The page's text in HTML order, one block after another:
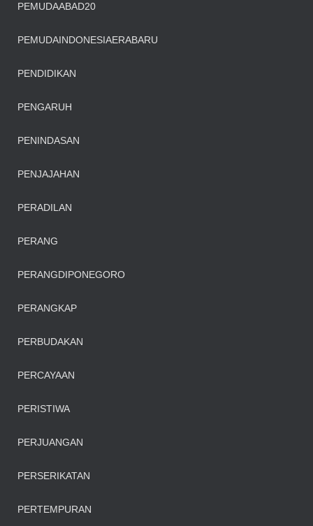
PEMUDAABAD20
PEMUDAINDONESIAERABARU
PENDIDIKAN
PENGARUH
PENINDASAN
PENJAJAHAN
PERADILAN
PERANG
PERANGDIPONEGORO
PERANGKAP
PERBUDAKAN
PERCAYAAN
PERISTIWA
PERJUANGAN
PERSERIKATAN
PERTEMPURAN